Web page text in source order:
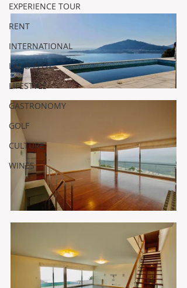
EXPERIENCE TOUR
RENT
INTERNATIONAL
LAND PLOT
LIFESTYLE
GASTRONOMY
GOLF
CULTURE
WINES